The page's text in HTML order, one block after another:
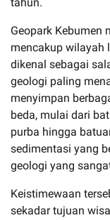
Geopark Kebumen
mencakup wilayah
dikenal sebagai
geologi paling
menyimpan
beda, mulai dari
purba hingga
sedimentasi yang
geologi yang
Keistimewaan
sekadar tujuan